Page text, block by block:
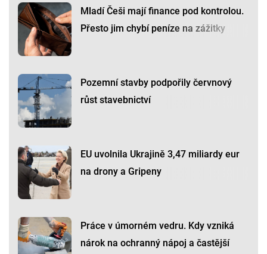
Mladí Češi mají finance pod kontrolou.
Přesto jim chybí peníze na zážitky
Pozemní stavby podpořily červnový
růst stavebnictví
EU uvolnila Ukrajině 3,47 miliardy eur
na drony a Gripeny
Práce v úmorném vedru. Kdy vzniká
nárok na ochranný nápoj a častější